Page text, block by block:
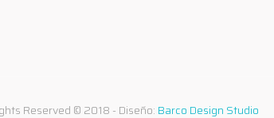
Reserved © 2018 - Diseño: Barco Design Studio